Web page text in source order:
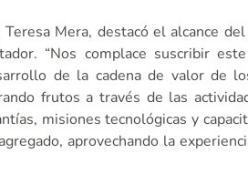
Mera, destacó el alcance
“Nos complace suscribir
de la cadena de valor de
frutos a través de las
misiones tecnológicas y
aprovechando la